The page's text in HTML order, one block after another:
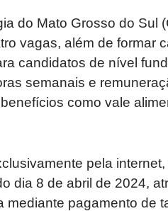
do Mato Grosso do Sul
vagas, além de formar
candidatos de nível
semanais e
como vale
pela
dia 8 de abril de 2024,
mediante pagamento de